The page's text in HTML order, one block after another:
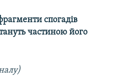
спогадів
частиною його